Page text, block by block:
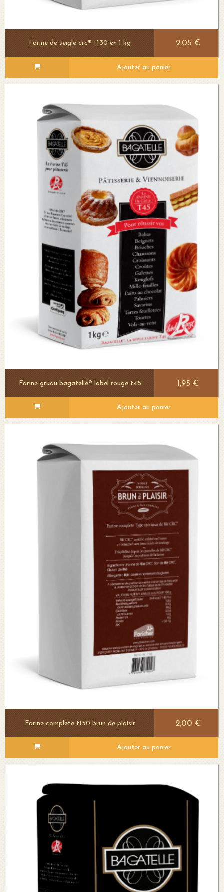
Voir le détail
Farine de seigle crc® t130 en 1 kg 2,05 €
Ajouter au panier
Voir le détail
Farine gruau bagatelle® label rouge t45 1,95 €
Ajouter au panier
Voir le détail
Farine complète t150 brun de plaisir 2,00 €
Ajouter au panier